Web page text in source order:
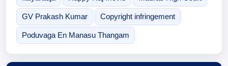
GV Prakash Kumar Copyright infringement
Poduvaga En Manasu Thangam